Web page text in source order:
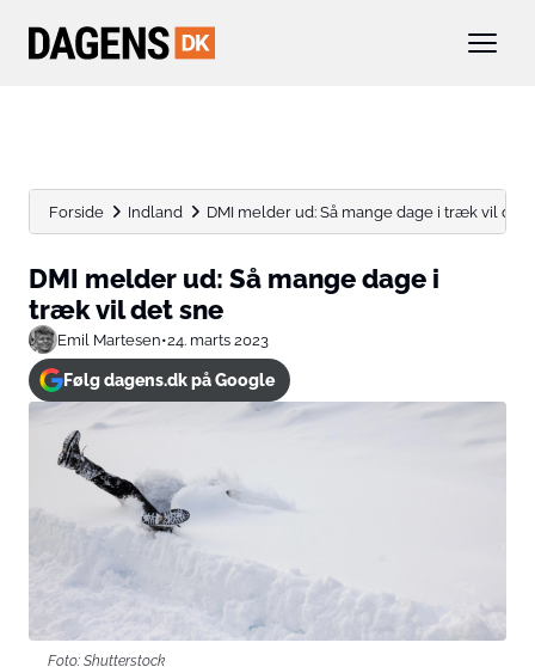
Forside Indland DMI melder ud: Så mange dage i træk vil det...
DMI melder ud: Så mange dage i
træk vil det sne
Emil Martesen•24. marts 2023
Følg dagens.dk på Google
Foto: Shutterstock